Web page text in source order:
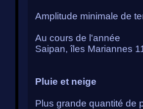
Amplitude minimale de
Au cours de l'année
Saipan, îles Mariannes
Pluie et neige
Plus grande quantité de